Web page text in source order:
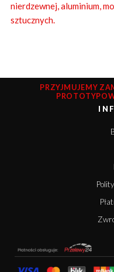
nierdzewnej, aluminium,
sztucznych.
PRZYJMUJEMY